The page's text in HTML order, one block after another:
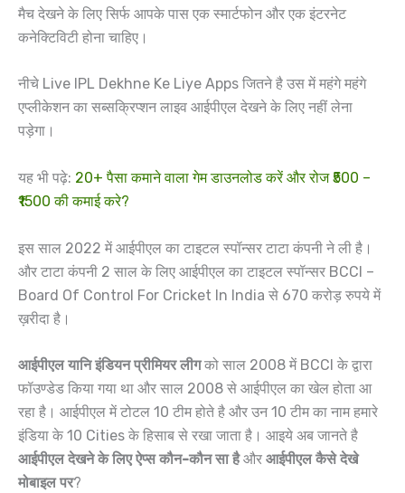
मैच देखने के लिए सिर्फ आपके पास एक स्मार्टफोन और एक इंटरनेट
कनेक्टिविटी होना चाहिए।
नीचे Live IPL Dekhne Ke Liye Apps जितने है उस में महंगे महंगे
एप्लीकेशन का सब्सक्रिप्शन लाइव आईपीएल देखने के लिए नहीं लेना
पड़ेगा।
यह भी पढ़े: 20+ पैसा कमाने वाला गेम डाउनलोड करें और रोज ₹500 –
₹1500 की कमाई करे?
इस साल 2022 में आईपीएल का टाइटल स्पॉन्सर टाटा कंपनी ने ली है।
और टाटा कंपनी 2 साल के लिए आईपीएल का टाइटल स्पॉन्सर BCCI –
Board Of Control For Cricket In India से 670 करोड़ रुपये में
ख़रीदा है।
आईपीएल यानि इंडियन प्रीमियर लीगको साल 2008 में BCCI के द्वारा
फॉउण्डेड किया गया था और साल 2008 से आईपीएल का खेल होता आ
रहा है। आईपीएल में टोटल 10 टीम होते है और उन 10 टीम का नाम हमारे
इंडिया के 10 Cities के हिसाब से रखा जाता है। आइये अब जानते है
आईपीएल देखने के लिए ऐप्स कौन-कौन सा हैऔर आईपीएल कैसे देखे
मोबाइल पर?